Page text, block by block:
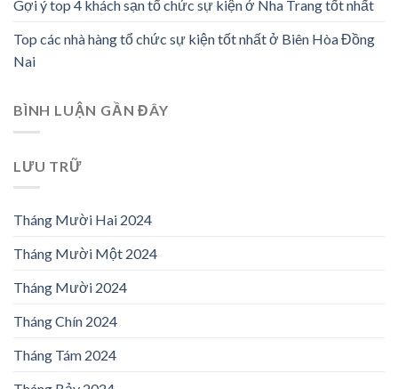
Gợi ý top 4 khách sạn tổ chức sự kiện ở Nha Trang tốt nhất
Top các nhà hàng tổ chức sự kiện tốt nhất ở Biên Hòa Đồng
Nai
BÌNH LUẬN GẦN ĐÂY
LƯU TRỮ
Tháng Mười Hai 2024
Tháng Mười Một 2024
Tháng Mười 2024
Tháng Chín 2024
Tháng Tám 2024